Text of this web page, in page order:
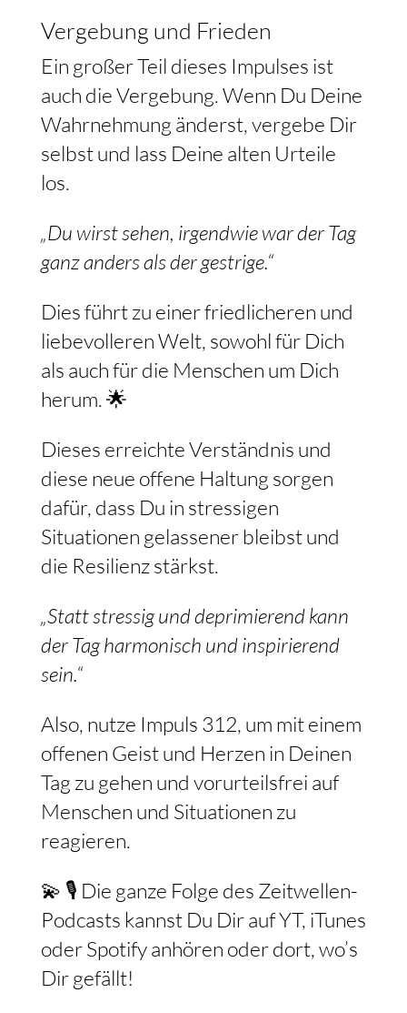
Vergebung und Frieden
Ein großer Teil dieses Impulses ist
auch die Vergebung. Wenn Du Deine
Wahrnehmung änderst, vergebe Dir
selbst und lass Deine alten Urteile
los.
„Du wirst sehen, irgendwie war der Tag
ganz anders als der gestrige.“
Dies führt zu einer friedlicheren und
liebevolleren Welt, sowohl für Dich
als auch für die Menschen um Dich
herum. 🌟
Dieses erreichte Verständnis und
diese neue offene Haltung sorgen
dafür, dass Du in stressigen
Situationen gelassener bleibst und
die Resilienz stärkst.
„Statt stressig und deprimierend kann
der Tag harmonisch und inspirierend
sein.“
Also, nutze Impuls 312, um mit einem
offenen Geist und Herzen in Deinen
Tag zu gehen und vorurteilsfrei auf
Menschen und Situationen zu
reagieren.
💫 🎙️ Die ganze Folge des Zeitwellen-
Podcasts kannst Du Dir auf YT, iTunes
oder Spotify anhören oder dort, wo’s
Dir gefällt!